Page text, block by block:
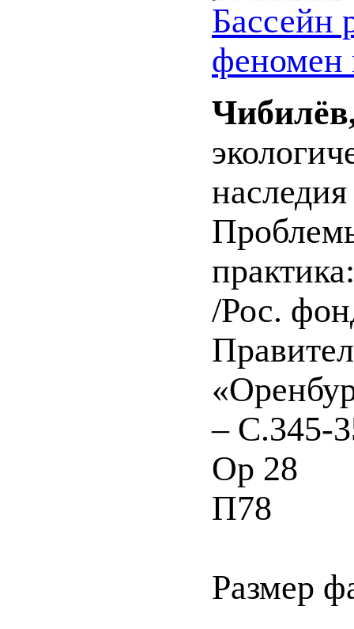
Бассейн
феномен
/Рос.
– С.345-
Ор 28
П78
Размер